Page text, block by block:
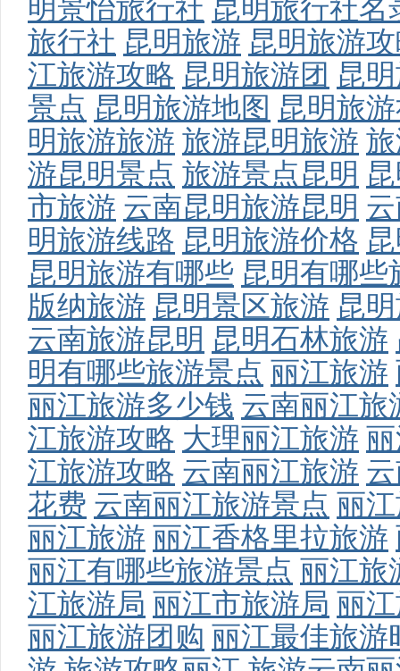
明景怡旅行社 昆明旅行社名
旅行社 昆明旅游 昆明旅游
江旅游攻略 昆明旅游团 昆
景点 昆明旅游地图 昆明旅
明旅游旅游 旅游昆明旅游
游昆明景点 旅游景点昆明
市旅游 云南昆明旅游昆明
明旅游线路 昆明旅游价格
昆明旅游有哪些 昆明有哪些
版纳旅游 昆明景区旅游 昆
云南旅游昆明 昆明石林旅游
明有哪些旅游景点 丽江旅游
丽江旅游多少钱 云南丽江旅
江旅游攻略 大理丽江旅游
江旅游攻略 云南丽江旅游
花费 云南丽江旅游景点 丽
丽江旅游 丽江香格里拉旅游
丽江有哪些旅游景点 丽江旅
江旅游局 丽江市旅游局 丽
丽江旅游团购 丽江最佳旅游